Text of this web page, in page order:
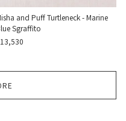
and Puff Turtleneck - Marine
Sgraffito